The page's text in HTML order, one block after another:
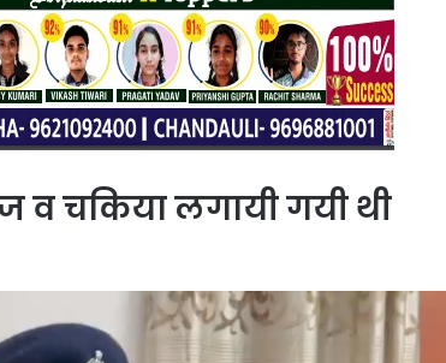
व चकिया लगायी गयी थी